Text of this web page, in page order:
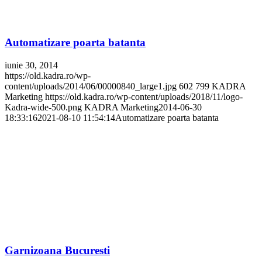
Automatizare poarta batanta
iunie 30, 2014
https://old.kadra.ro/wp-
content/uploads/2014/06/00000840_large1.jpg 602 799 KADRA
Marketing https://old.kadra.ro/wp-content/uploads/2018/11/logo-
Kadra-wide-500.png KADRA Marketing2014-06-30
18:33:162021-08-10 11:54:14Automatizare poarta batanta
Garnizoana Bucuresti